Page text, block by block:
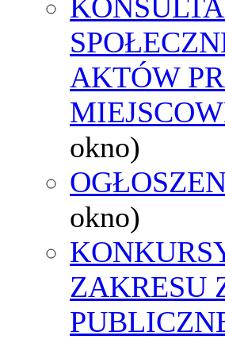
AKTÓW
okno)
okno)
ZAKRESU